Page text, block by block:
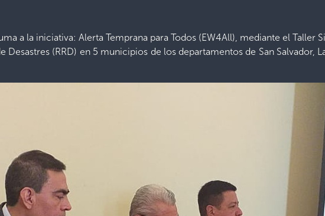
a la iniciativa: Alerta Temprana para Todos (EW4All), mediante el Taller
(RRD) en 5 municipios de los departamentos de San Salvador,